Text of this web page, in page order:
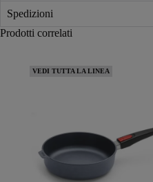
Spedizioni
Prodotti correlati
VEDI TUTTA LA LINEA